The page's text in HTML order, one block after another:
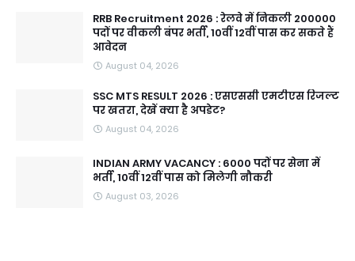
RRB Recruitment 2026 : रेलवे में निकली 200000
पदों पर वीकली बंपर भर्ती, 10वीं 12वीं पास कर सकते हैं
आवेदन
August 04, 2026
SSC MTS RESULT 2026 : एसएससी एमटीएस रिजल्ट
पर खतरा, देखें क्या है अपडेट?
August 04, 2026
INDIAN ARMY VACANCY : 6000 पदों पर सेना में
भर्ती, 10वीं 12वीं पास को मिलेगी नौकरी
August 03, 2026